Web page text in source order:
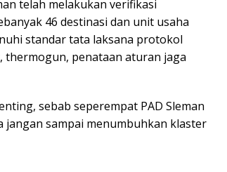
telah melakukan verifikasi
46 destinasi dan unit usaha
standar tata laksana protokol
thermogun, penataan aturan jaga
sebab seperempat PAD Sleman
sampai menumbuhkan klaster